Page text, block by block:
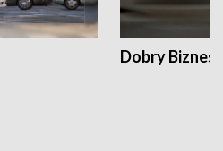
Dobry Biznes